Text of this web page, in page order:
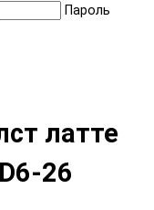
Пароль
латте
26